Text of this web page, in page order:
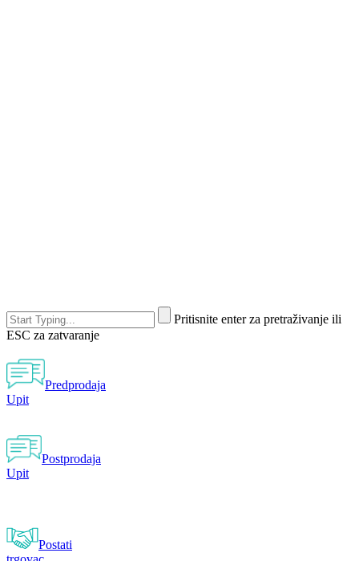
Pritisnite enter za pretraživanje ili
ESC za zatvaranje
Predprodaja
Upit
Postprodaja
Upit
Postati